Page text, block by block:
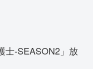
士-SEASON2」放